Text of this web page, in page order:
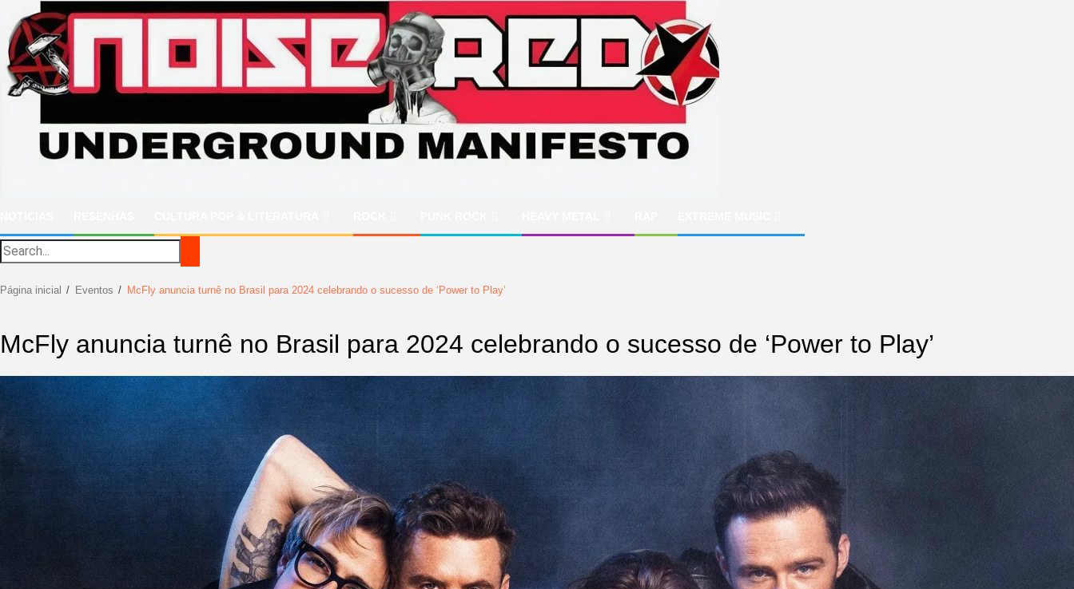
para
conteúdo
Página inicial Eventos McFly anuncia turnê no Brasil para 2024 celebrando o sucesso de ‘Power to Play’
McFly anuncia turnê no Brasil para 2024 celebrando o sucesso de ‘Power to Play’